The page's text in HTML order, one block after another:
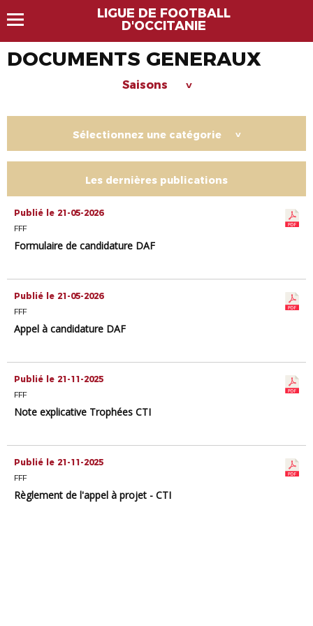
LIGUE DE FOOTBALL
D'OCCITANIE
DOCUMENTS GENERAUX
Saisons >
Sélectionnez une catégorie >
Les dernières publications
Publié le 21-05-2026
FFF
Formulaire de candidature DAF
Publié le 21-05-2026
FFF
Appel à candidature DAF
Publié le 21-11-2025
FFF
Note explicative Trophées CTI
Publié le 21-11-2025
FFF
Règlement de l'appel à projet - CTI